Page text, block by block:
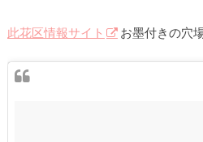
此花区情報サイト お墨付きの穴